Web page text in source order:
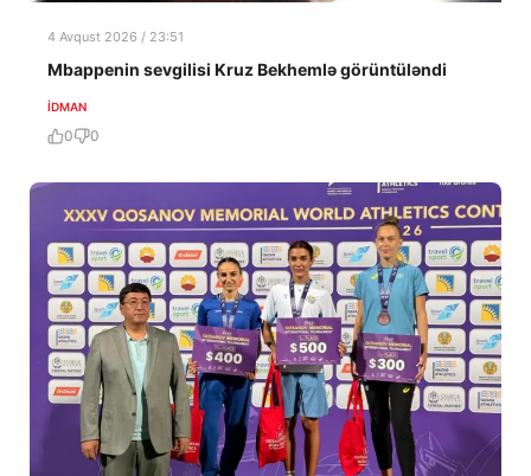
4 Avqust 2026 / 23:51
Mbappenin sevgilisi Kruz Bekhemlə görüntüləndi
İDMAN
0 0